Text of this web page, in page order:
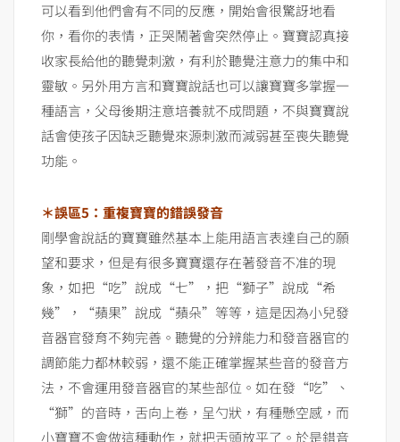
可以看到他們會有不同的反應，開始會很驚訝地看
你，看你的表情，正哭鬧著會突然停止。寶寶認真接
收家長給他的聽覺刺激，有利於聽覺注意力的集中和
靈敏。另外用方言和寶寶說話也可以讓寶寶多掌握一
種語言，父母後期注意培養就不成問題，不與寶寶說
話會使孩子因缺乏聽覺來源刺激而減弱甚至喪失聽覺
功能。
＊誤區5：重複寶寶的錯誤發音
剛學會說話的寶寶雖然基本上能用語言表達自己的願
望和要求，但是有很多寶寶還存在著發音不准的現
象，如把“吃”說成“七”，把“獅子”說成“希
幾”，“蘋果”說成“蘋朵”等等，這是因為小兒發
音器官發育不夠完善。聽覺的分辨能力和發音器官的
調節能力都林較弱，還不能正確掌握某些音的發音方
法，不會運用發音器官的某些部位。如在發“吃”、
“獅”的音時，舌向上卷，呈勺狀，有種懸空感，而
小寶寶不會做這種動作，就把舌頭放平了。於是錯音